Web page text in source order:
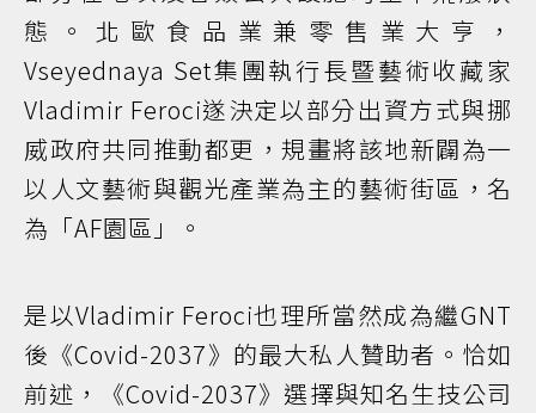
態。北歐食品業兼零售業大亨，
Vseyednaya Set集團執行長暨藝術收藏家
Vladimir Feroci遂決定以部分出資方式與挪
威政府共同推動都更，規畫將該地新闢為一
以人文藝術與觀光產業為主的藝術街區，名
為「AF園區」。
是以Vladimir Feroci也理所當然成為繼GNT
後《Covid-2037》的最大私人贊助者。恰如
前述，《Covid-2037》選擇與知名生技公司